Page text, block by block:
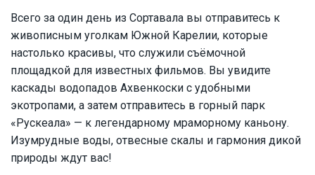
Всего за один день из Сортавала вы отправитесь к
живописным уголкам Южной Карелии, которые
настолько красивы, что служили съёмочной
площадкой для известных фильмов. Вы увидите
каскады водопадов Ахвенкоски с удобными
экотропами, а затем отправитесь в горный парк
«Рускеала» — к легендарному мраморному каньону.
Изумрудные воды, отвесные скалы и гармония дикой
природы ждут вас!